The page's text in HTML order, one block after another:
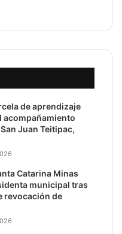
de aprendizaje
acompañamiento
Juan Teitipac,
Catarina Minas
municipal tras
revocación de